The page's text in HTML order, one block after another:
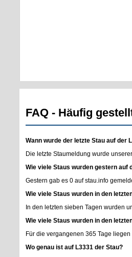
FAQ - Häufig
Wann wurde der letzte Stau auf der
Die letzte Staumeldung wurde
Wie viele Staus wurden gestern auf
Gestern gab es 0 aufstau.info
Wie viele Staus wurden in den
In den letzten sieben Tagen wurden
Wie viele Staus wurden in den
Für die vergangenen 365 Tage
Wo genau ist auf L3331 der Stau?